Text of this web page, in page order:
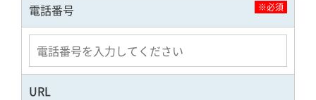
電話番号 ※必須
URL